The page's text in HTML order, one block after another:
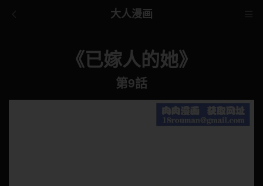
大人漫画
《已嫁人的她》
第9話